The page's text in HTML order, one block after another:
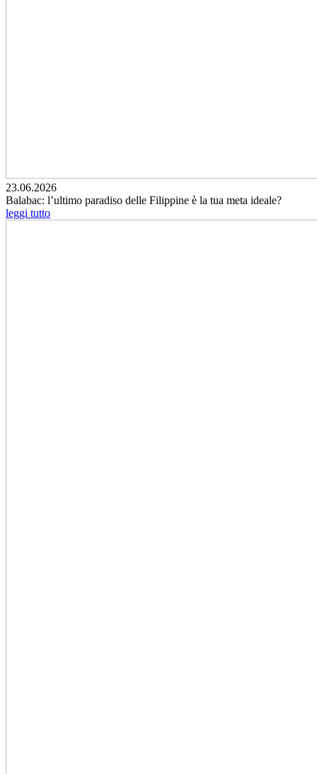
23.06.2026
Balabac: l’ultimo paradiso delle Filippine è la tua meta ideale?
leggi tutto